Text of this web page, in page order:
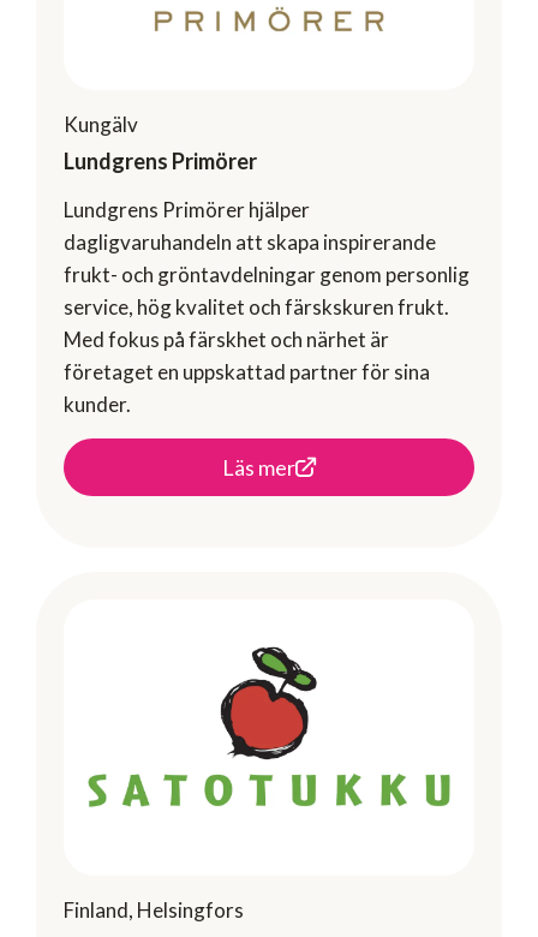
Kungälv
Lundgrens Primörer
Lundgrens Primörer hjälper
dagligvaruhandeln att skapa inspirerande
frukt- och gröntavdelningar genom personlig
service, hög kvalitet och färskskuren frukt.
Med fokus på färskhet och närhet är
företaget en uppskattad partner för sina
kunder.
Läs mer
Finland, Helsingfors